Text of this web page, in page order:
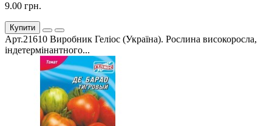
9.00 грн.
Купити
Арт.21610 Виробник Геліос (Україна). Рослина високоросла,
індетермінантного...